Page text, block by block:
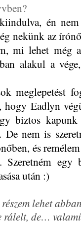
én
nekünk az
mi lehet még
alakul a
meglepetést
hogy Eadlyn
biztos kapunk
nem is
és
egy
után :)
lehet
rálelt, de…